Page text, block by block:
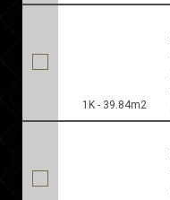
1K - 39.84m2